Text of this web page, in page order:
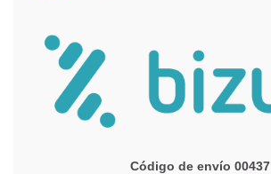
Código de envío 00437